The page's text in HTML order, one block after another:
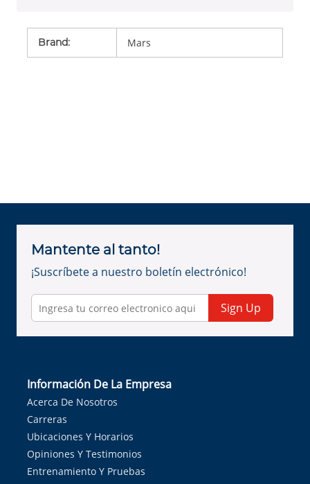
Brand: Mars
Mantente al tanto!
¡Suscríbete a nuestro boletín electrónico!
Sign Up
Información De La Empresa
Acerca De Nosotros
Carreras
Ubicaciones Y Horarios
Opiniones Y Testimonios
Entrenamiento Y Pruebas